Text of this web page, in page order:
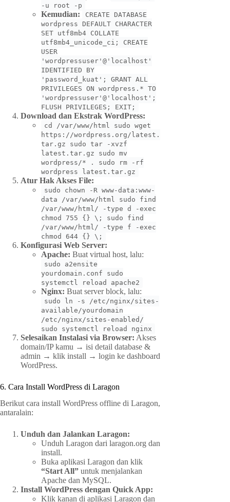
-u root -p
Kemudian:
CREATE DATABASE
wordpress DEFAULT CHARACTER
SET utf8mb4 COLLATE
utf8mb4_unicode_ci; CREATE
USER
'wordpressuser'@'localhost'
IDENTIFIED BY
'password_kuat'; GRANT ALL
PRIVILEGES ON wordpress.* TO
'wordpressuser'@'localhost';
FLUSH PRIVILEGES; EXIT;
Download dan Ekstrak WordPress:
cd /var/www/html sudo wget
https://wordpress.org/latest.
tar.gz sudo tar -xvzf
latest.tar.gz sudo mv
wordpress/* . sudo rm -rf
wordpress latest.tar.gz
Atur Hak Akses File:
sudo chown -R www-data:www-
data /var/www/html sudo find
/var/www/html/ -type d -exec
chmod 755 {} \; sudo find
/var/www/html/ -type f -exec
chmod 644 {} \;
Konfigurasi Web Server:
Apache: Buat virtual host, lalu:
sudo a2ensite
yourdomain.conf sudo
systemctl reload apache2
Nginx: Buat server block, lalu:
sudo ln -s /etc/nginx/sites-
available/yourdomain
/etc/nginx/sites-enabled/
sudo systemctl reload nginx
Selesaikan Instalasi via Browser: Akses
domain/IP kamu → isi detail database &
admin → klik install → login ke dashboard
WordPress.
6. Cara Install WordPress di Laragon
Berikut cara install WordPress offline di Laragon,
antaralain:
Unduh dan Jalankan Laragon:
Unduh Laragon dari laragon.org dan
install.
Buka aplikasi Laragon dan klik
“Start All” untuk menjalankan
Apache dan MySQL.
Install WordPress dengan Quick App:
Klik kanan di aplikasi Laragon dan